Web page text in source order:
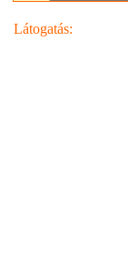
Látogatás: